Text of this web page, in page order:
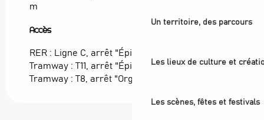
Un territoire, des parcours
Les lieux de culture et
Les scènes, fêtes et festivals
m
Accès
Accès
RER : Ligne C, arrêt "Épinay-sur-Seine"
Tramway : T11, arrêt "Épinay-sur-Seine"
Tramway : T8, arrêt "Orgemont"